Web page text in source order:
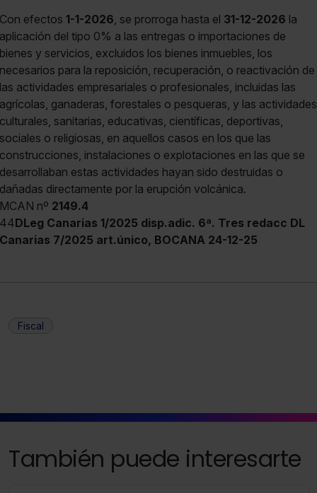
Con efectos 1-1-2026, se prorroga hasta el 31-12-2026 la
aplicación del tipo 0% a las entregas o importaciones de
bienes y servicios, excluidos los bienes inmuebles, los
necesarios para la reposición, recuperación, o reactivación de
las actividades empresariales o profesionales, incluidas las
agrícolas, ganaderas, forestales o pesqueras, y las actividades
culturales, sanitarias, educativas, científicas, deportivas,
sociales o religiosas, en aquellos casos en los que las
construcciones, instalaciones o explotaciones en las que se
desarrollaban estas actividades hayan sido destruidas o
dañadas directamente por la erupción volcánica.
MCAN nº 2149.4
44DLeg Canarias 1/2025 disp.adic. 6ª. Tres redacc DL
Canarias 7/2025 art.único, BOCANA 24-12-25
Fiscal
También puede interesarte